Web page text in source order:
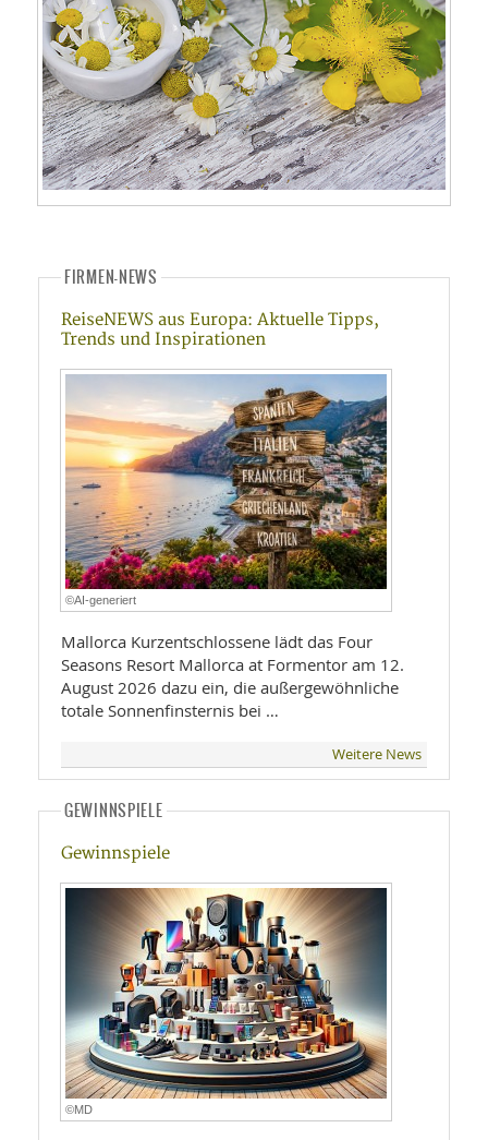
FIRMEN-NEWS
ReiseNEWS aus Europa: Aktuelle Tipps,
Trends und Inspirationen
©AI-generiert
Mallorca Kurzentschlossene lädt das Four
Seasons Resort Mallorca at Formentor am 12.
August 2026 dazu ein, die außergewöhnliche
totale Sonnenfinsternis bei …
Weitere News
GEWINNSPIELE
Gewinnspiele
©MD